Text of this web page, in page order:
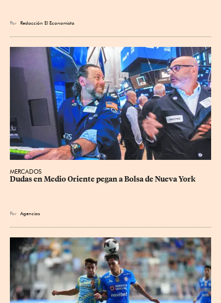
Por Redacción El Economista
MERCADOS
Dudas en Medio Oriente pegan a Bolsa de Nueva York
Por Agencias